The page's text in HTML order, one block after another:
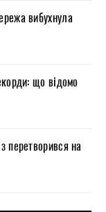
вибухнула
що відомо
перетворився на